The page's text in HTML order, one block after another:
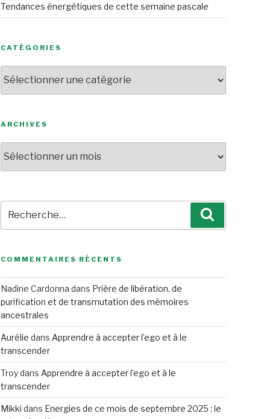
Tendances énergétiques de cette semaine pascale
CATÉGORIES
ARCHIVES
pour
:
COMMENTAIRES RÉCENTS
Nadine Cardonna dans Prière de libération, de
purification et de transmutation des mémoires
ancestrales
Aurélie dans Apprendre à accepter l’ego et à le
transcender
Troydans Apprendre à accepter l’ego et à le
transcender
Mikki dans Energies de ce mois de septembre 2025 : le